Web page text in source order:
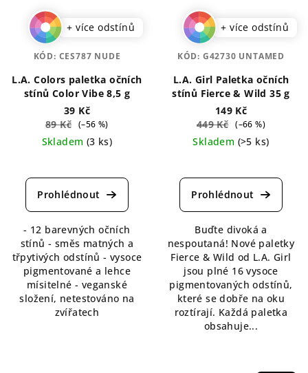
+ více odstínů
L.A. Colors paletka očních
stínů Color Vibe 8,5 g
39 Kč
89 Kč (–56 %)
Skladem (3 ks)
hodnocení
produktu
z
5
hvězdiček.
- 12 barevných očních
stínů - směs matných a
třpytivých odstínů - vysoce
pigmentované a lehce
mísitelné - veganské
složení, netestováno na
zvířatech
KÓD: CES787 NUDE
+ více odstínů
L.A. Girl Paletka očních
stínů Fierce & Wild 35 g
149 Kč
449 Kč (–66 %)
Skladem (>5 ks)
hodnocení
produktu
z
5
hvězdiček.
Buďte divoká a
nespoutaná! Nové paletky
Fierce & Wild od L.A. Girl
jsou plné 16 vysoce
pigmentovaných odstínů,
které se dobře na oku
roztírají. Každá paletka
obsahuje...
KÓD: G42730 UNTAMED